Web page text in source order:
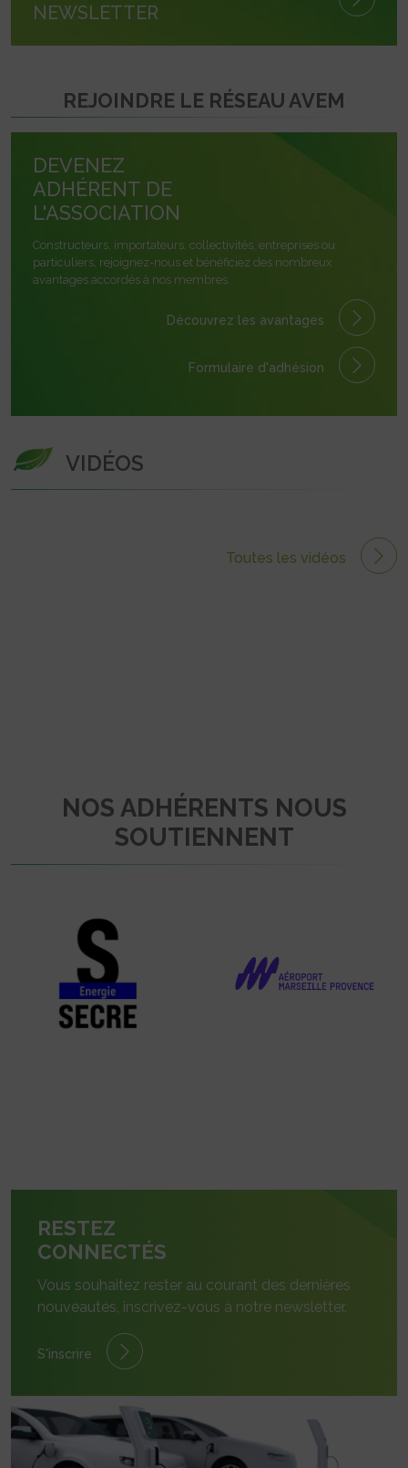
NEWSLETTER
REJOINDRE LE RÉSEAU AVEM
DEVENEZ
ADHÉRENT DE
L'ASSOCIATION
Constructeurs, importateurs, collectivités, entreprises ou
particuliers, rejoignez-nous et bénéficiez des nombreux
avantages accordés à nos membres.
Découvrez les avantages
Formulaire d'adhésion
VIDÉOS
Toutes les vidéos
NOS ADHÉRENTS NOUS
SOUTIENNENT
RESTEZ
CONNECTÉS
Vous souhaitez rester au courant des dernières
nouveautés, inscrivez-vous à notre newsletter.
S'inscrire